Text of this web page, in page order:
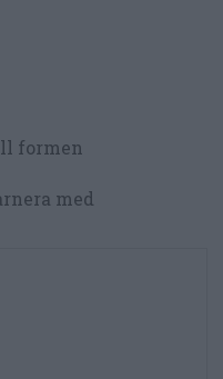
formen
med